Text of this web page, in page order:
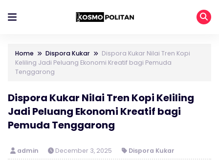
Home Dispora Kukar
Dispora Kukar Nilai Tren Kopi
Keliling Jadi Peluang Ekonomi Kreatif bagi Pemuda
Tenggarong
Dispora Kukar Nilai Tren Kopi Keliling
Jadi Peluang Ekonomi Kreatif bagi
Pemuda Tenggarong
admin December 3, 2025 Dispora Kukar